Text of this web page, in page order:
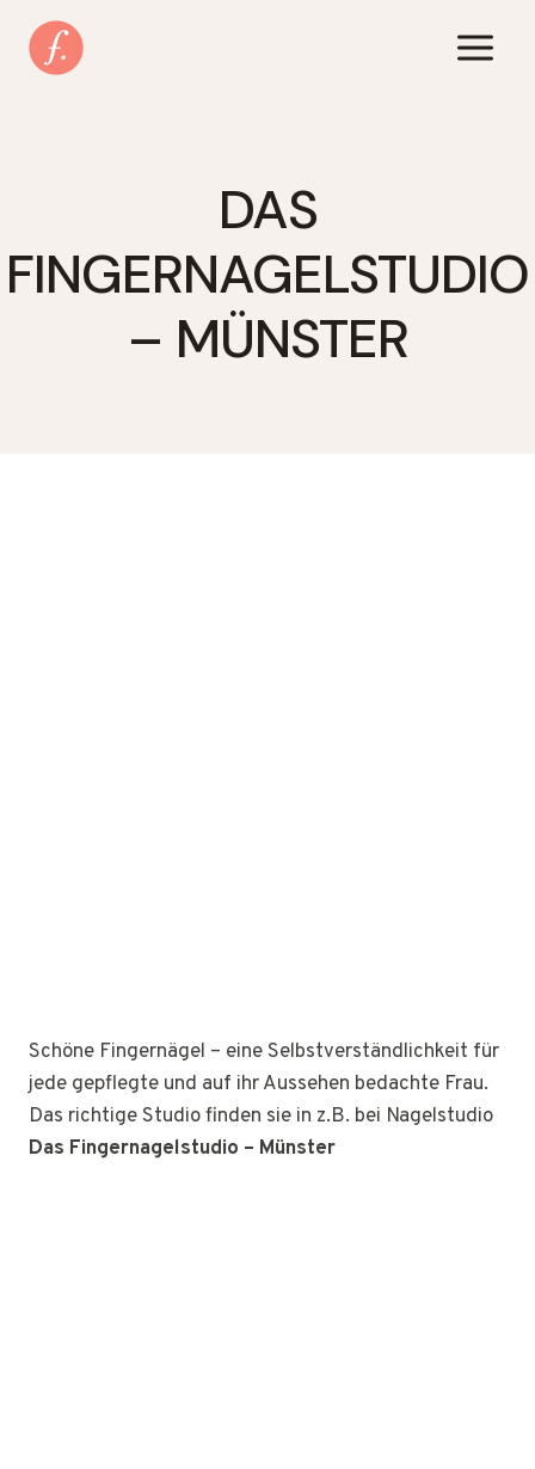
Inhalt
springen
DAS
FINGERNAGELSTUDIO
– MÜNSTER
Schöne Fingernägel – eine Selbstverständlichkeit für
jede gepflegte und auf ihr Aussehen bedachte Frau.
Das richtige Studio finden sie in z.B. bei Nagelstudio
Das Fingernagelstudio – Münster